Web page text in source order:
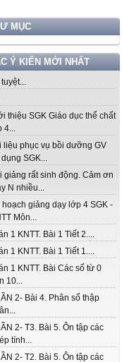
MỤC
Ý KIẾN MỚI NHẤT
thiệu SGK Giáo dục thể chất
4...
liệu phục vụ bồi dưỡng GV
SGK...
giảng rất sinh động. Cảm ơn
N nhiều...
hoạch giảng dạy lớp 4 SGK -
Môn...
1 KNTT. Bài 1 Tiết 2....
1 KNTT. Bài 1 Tiết 1....
1 KNTT. Bài Các số từ 0
10...
2- Bài 4. Phân số thập
2- T3. Bài 5. Ôn tập các
tính...
2- T2. Bài 5. Ôn tập các